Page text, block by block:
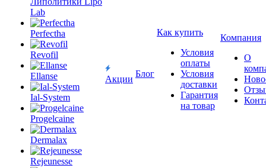
Lab
Perfectha
Revofil
Ellanse
Ial-System
Progelcaine
Dermalax
Rejeunesse
Акции
Блог
Как купить
Условия
оплаты
Условия
доставки
Гарантия
на товар
Компания
О